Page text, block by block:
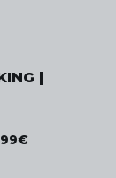
|
€